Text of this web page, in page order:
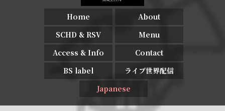
Home
About
SCHD & RSV
Menu
Access & Info
Contact
BS label
ライブ世界配信
Japanese